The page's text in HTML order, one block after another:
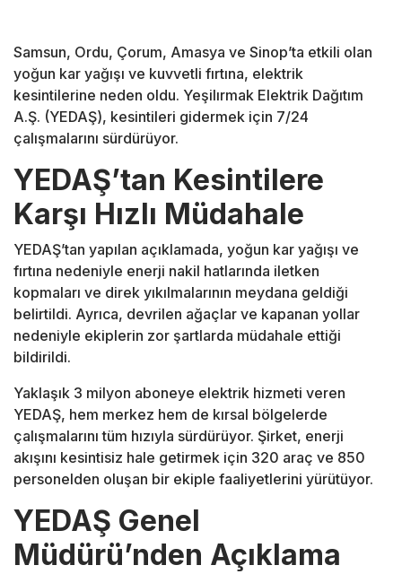
Samsun, Ordu, Çorum, Amasya ve Sinop’ta etkili olan
yoğun kar yağışı ve kuvvetli fırtına, elektrik
kesintilerine neden oldu. Yeşilırmak Elektrik Dağıtım
A.Ş. (YEDAŞ), kesintileri gidermek için 7/24
çalışmalarını sürdürüyor.
YEDAŞ’tan Kesintilere
Karşı Hızlı Müdahale
YEDAŞ’tan yapılan açıklamada, yoğun kar yağışı ve
fırtına nedeniyle enerji nakil hatlarında iletken
kopmaları ve direk yıkılmalarının meydana geldiği
belirtildi. Ayrıca, devrilen ağaçlar ve kapanan yollar
nedeniyle ekiplerin zor şartlarda müdahale ettiği
bildirildi.
Yaklaşık 3 milyon aboneye elektrik hizmeti veren
YEDAŞ, hem merkez hem de kırsal bölgelerde
çalışmalarını tüm hızıyla sürdürüyor. Şirket, enerji
akışını kesintisiz hale getirmek için 320 araç ve 850
personelden oluşan bir ekiple faaliyetlerini yürütüyor.
YEDAŞ Genel
Müdürü’nden Açıklama